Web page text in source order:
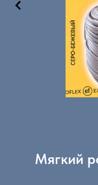
Мягкий